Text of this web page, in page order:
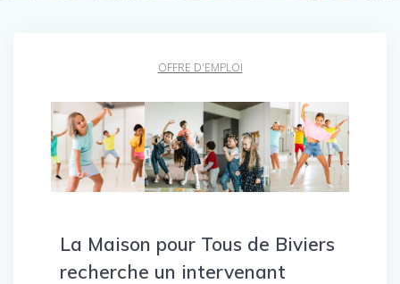
OFFRE D'EMPLOI
La Maison pour Tous de Biviers
recherche un intervenant